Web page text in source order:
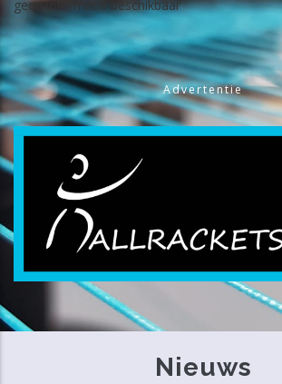
geen informatie beschikbaar
Advertentie
Nieuws